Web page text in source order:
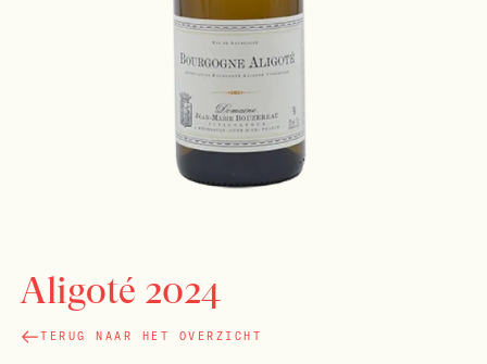
Aligoté 2024
TERUG NAAR HET OVERZICHT